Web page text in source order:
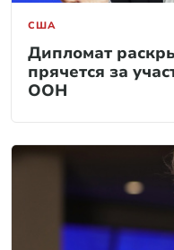
США
Дипломат
прячется за
ООН